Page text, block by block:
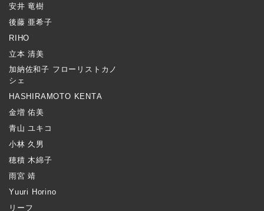
安井 竜樹
後藤 亜希子
RIHO
立本 清美
加納佐和子 フローリストカノ
シェ
HASHIRAMOTO KENTA
金増 佑美
青山 ユキコ
小林 久男
穂積 木綿子
雨宮 靖
Yuuri Horino
リーフ